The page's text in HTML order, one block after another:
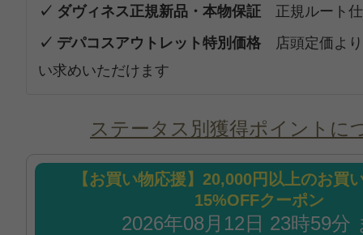
✓ ダヴィネス正規新品・本物保証 正規ルート
✓ デパコスアウトレット特別価格 店頭定価よ
い求めいただけます
ステータス別獲得ポイントに
【お買い物応援】20,000円以上のお買
15%OFFクーポン
2026年08月12日 23時59分